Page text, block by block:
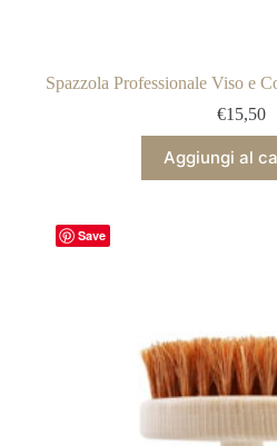
Spazzola Professionale Viso e
€15,50
Aggiungi al
Save